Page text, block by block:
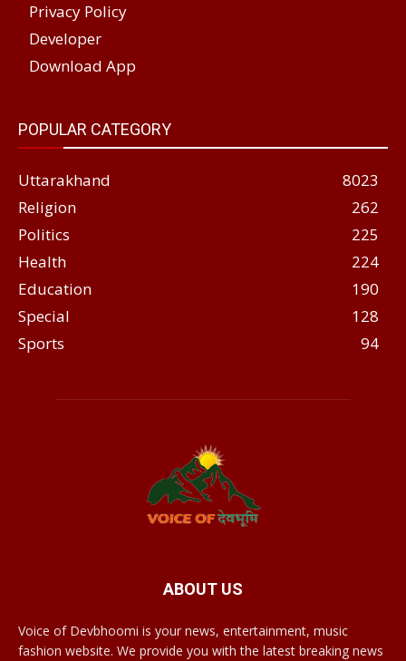
Privacy Policy
Developer
Download App
POPULAR CATEGORY
Uttarakhand
8023
Religion
262
Politics
225
Health
224
Education
190
Special
128
Sports
94
ABOUT US
Voice of Devbhoomi is your news, entertainment, music
fashion website. We provide you with the latest breaking news